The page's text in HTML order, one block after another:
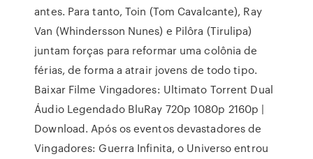
antes. Para tanto, Toin (Tom Cavalcante), Ray
Van (Whindersson Nunes) e Pilôra (Tirulipa)
juntam forças para reformar uma colônia de
férias, de forma a atrair jovens de todo tipo.
Baixar Filme Vingadores: Ultimato Torrent Dual
Áudio Legendado BluRay 720p 1080p 2160p |
Download. Após os eventos devastadores de
Vingadores: Guerra Infinita, o Universo entrou